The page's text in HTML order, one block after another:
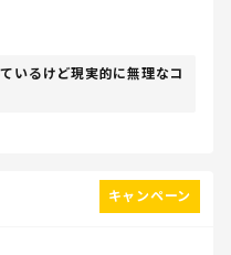
いるけど現実的に無理なコ
キャンペーン